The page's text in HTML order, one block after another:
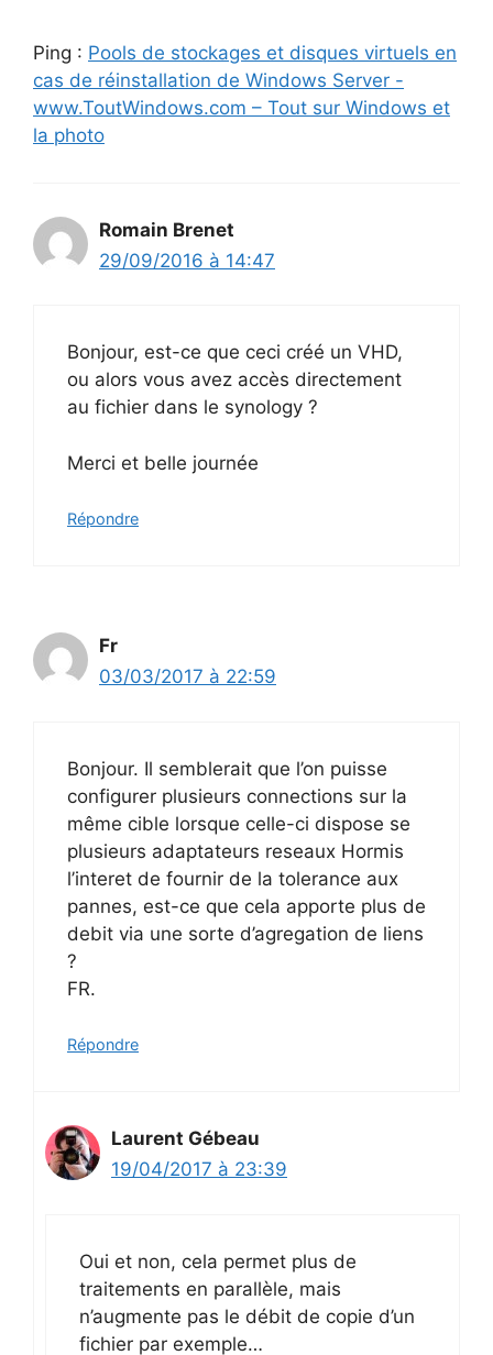
Ping : Pools de stockages et disques virtuels en
cas de réinstallation de Windows Server -
www.ToutWindows.com – Tout sur Windows et
la photo
Romain Brenet
29/09/2016 à 14:47
Bonjour, est-ce que ceci créé un VHD,
ou alors vous avez accès directement
au fichier dans le synology ?
Merci et belle journée
Répondre
Fr
03/03/2017 à 22:59
Bonjour. Il semblerait que l’on puisse
configurer plusieurs connections sur la
même cible lorsque celle-ci dispose se
plusieurs adaptateurs reseaux Hormis
l’interet de fournir de la tolerance aux
pannes, est-ce que cela apporte plus de
debit via une sorte d’agregation de liens
?
FR.
Répondre
Laurent Gébeau
19/04/2017 à 23:39
Oui et non, cela permet plus de
traitements en parallèle, mais
n’augmente pas le débit de copie d’un
fichier par exemple…